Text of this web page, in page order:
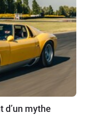
d’un mythe